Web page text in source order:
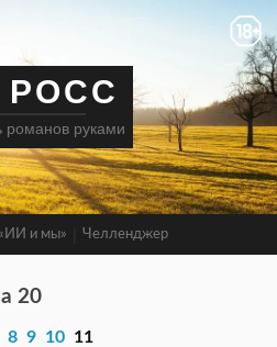
РОСС
романов руками
и мы» Челленджер
20
8 9 10 11